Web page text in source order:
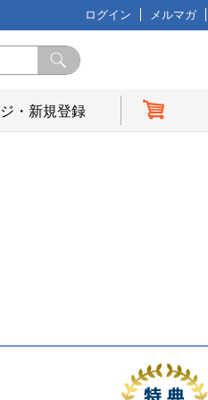
ログイン メルマガ
・新規登録